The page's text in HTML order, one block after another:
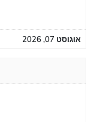
אוגוסט 07, 2026